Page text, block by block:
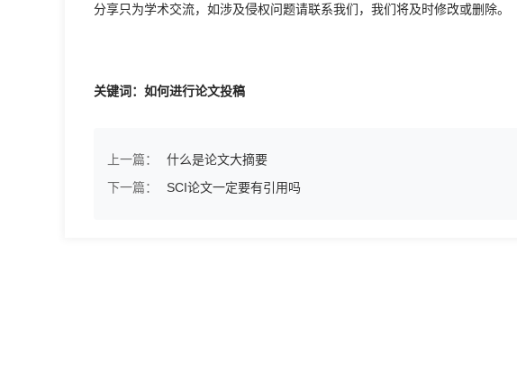
分享只为学术交流，如涉及侵权问题请联系我们，我们将及时修改或删除。
关键词：如何进行论文投稿
上一篇：
什么是论文大摘要
下一篇：
SCI论文一定要有引用吗